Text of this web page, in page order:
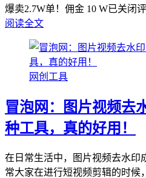
爆卖2.7W单！佣金 10 W已关闭
阅读全文
网创工具
冒泡网：图片视频去
种工具，真的好用！
在日常生活中，图片视频去水印
常大家在进行短视频剪辑的时候